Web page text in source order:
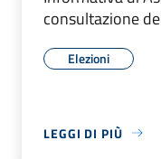
consultazione
Elezioni
LEGGI DI PIÙ